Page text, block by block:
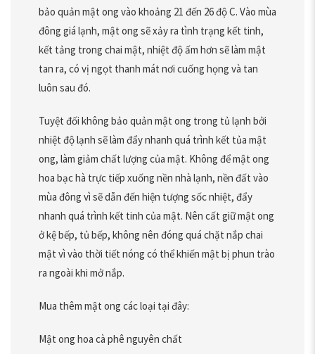
bảo quản mật ong vào khoảng 21 đến 26 độ C. Vào mùa
đông giá lạnh, mật ong sẽ xảy ra tình trạng kết tinh,
kết tảng trong chai mật, nhiệt độ ấm hơn sẽ làm mật
tan ra, có vị ngọt thanh mát nơi cuống họng và tan
luôn sau đó.
Tuyệt đối không bảo quản mật ong trong tủ lạnh bởi
nhiệt độ lạnh sẽ làm đẩy nhanh quá trình kết tủa mật
ong, làm giảm chất lượng của mật. Không để mật ong
hoa bạc hà trực tiếp xuống nền nhà lạnh, nền đất vào
mùa đông vì sẽ dẫn đến hiện tượng sốc nhiệt, đẩy
nhanh quá trình kết tinh của mật. Nên cất giữ mật ong
ở kệ bếp, tủ bếp, không nên đóng quá chặt nắp chai
mật vì vào thời tiết nóng có thể khiến mật bị phun trào
ra ngoài khi mở nắp.
Mua thêm mật ong các loại tại đây:
Mật ong hoa cà phê nguyên chất